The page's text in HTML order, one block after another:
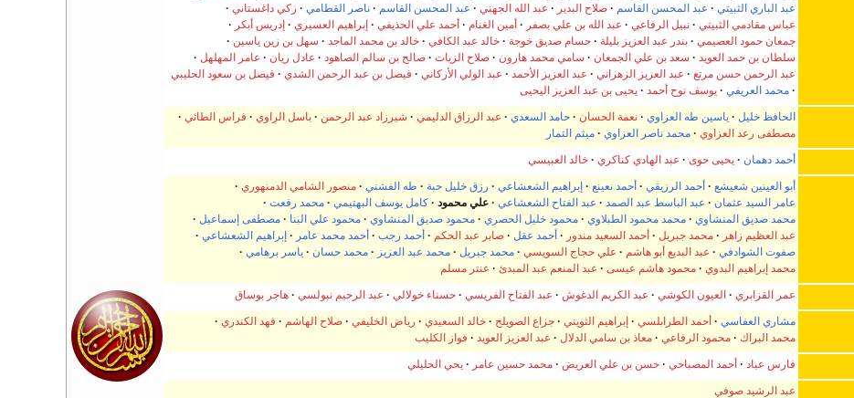
عبد الباري الثبيتي
عبد المحسن القاسم صلاح البدير عبد الله الجهني عبد المحسن القاسم ناصر القطامي
زكي داغستاني
عباس مقادمي الثبيتي
نبيل الرفاعي عبد الله بن علي بصفر أمين الغنام أحمد علي الحذيفي إبراهيم العسيري
إدريس أبكر
جمعان حمود العصيمي
بندر عبد العزيز بليلة حسام صديق خوجة خالد عبد الكافي خالد بن محمد الماجد
سهل بن زين ياسين
سلطان بن حمد العويد
سعد بن علي الجمعان سامي محمد هارون صلاح الزيات صالح بن سالم الصاهود عادل ريان
عامر المهلهل
عبد الرحمن حسن مرتع
عبد العزيز الزهراني عبد العزيز الأحمد عبد الولي الأركاني فيصل بن عبد الرحمن الشدي
فيصل بن سعود الحليبي
محمد العريفي
يوسف نوح أحمد يحيى بن عبد العزيز اليحيى
الحافظ خليل ياسين طه العزاوي نعمة الحسان حامد السعدي عبد الرزاق الدليمي شيرزاد عبد الرحمن باسل الراوي
فراس الطائي
مصطفى رعد العزاوي
محمد ناصر العزاوي ميثم التمار
أحمد دهمان يحيى حوى عبد الهادي كناكري خالد العبيسي
أبو العينين شعيشع أحمد الرزيقي أحمد نعينع إبراهيم الشعشاعي رزق خليل حبة طه الفشني
منصور الشامي الدمنهوري
عامر السيد عثمان
عبد الباسط عبد الصمد عبد الفتاح الشعشاعي علي محمود كامل يوسف البهتيمي
محمد رفعت
محمد صديق المنشاوي
محمد محمود الطبلاوي محمود خليل الحصري محمود صديق المنشاوي محمود علي البنا
مصطفى إسماعيل
عبد العظيم زاهر
محمد جبريل أحمد السعيد مندور أحمد عقل صابر عبد الحكم أحمد رجب أحمد محمد عامر
إبراهيم الشعشاعي
صفوت الشوادفي
عبد البديع أبو هاشم علي حجاج السويسي محمد جبريل محمد عبد العزيز محمد حسان
ياسر برهامي
محمد إبراهيم البدوي
محمود هاشم عيسى عبد المنعم عبد المبدئ عنتر مسلم
عمر القزابري العيون الكوشي عبد الكريم الدغوش عبد الفتاح الفريسي حسناء خولالي عبد الرحيم نبولسي هاجر بوساق
مشاري العفاسي أحمد الطرابلسي إبراهيم الثويني جزاع الصويلح خالد السعيدي رياض الخليفي صلاح الهاشم
فهد الكندري
محمد البراك
محمود الرفاعي معاذ بن سامي الدلال عبد العزيز العويد فواز الكليب
فارس عباد أحمد المصباحي حسن بن علي العريض محمد حسين عامر يحي الحليلي
عبد الرشيد صوفي